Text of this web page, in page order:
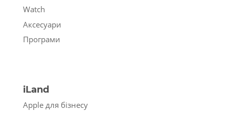
Watch
Аксесуари
Програми
iLand
Apple для бізнесу